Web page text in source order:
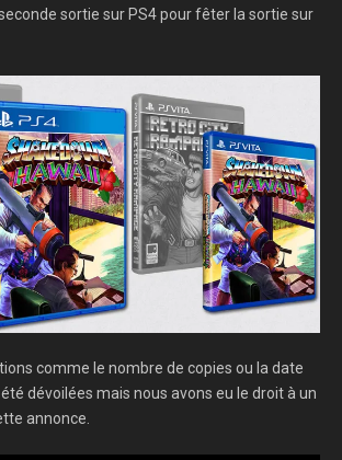
sortie sur PS4 pour fêter la sortie sur
comme le nombre de copies ou la date
dévoilées mais nous avons eu le droit à un
annonce.